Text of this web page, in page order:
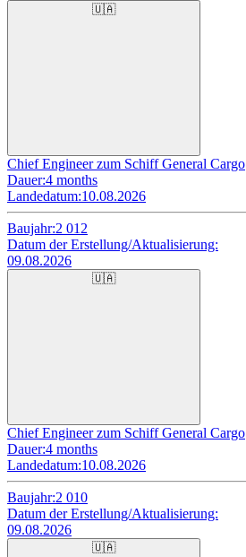
🇺🇦
Chief Engineer zum Schiff General Cargo
Dauer:4 months
Landedatum:10.08.2026
Baujahr:2 012
Datum der Erstellung/Aktualisierung:
09.08.2026
🇺🇦
Chief Engineer zum Schiff General Cargo
Dauer:4 months
Landedatum:10.08.2026
Baujahr:2 010
Datum der Erstellung/Aktualisierung:
09.08.2026
🇺🇦